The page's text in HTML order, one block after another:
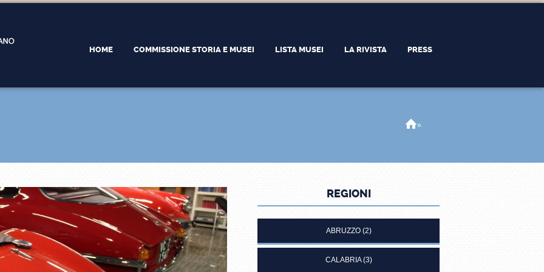
HOME COMMISSIONE STORIA E MUSEI LISTA MUSEI LA RIVISTA PRESS
Home
»
REGIONI
ABRUZZO(2)
CALABRIA(3)